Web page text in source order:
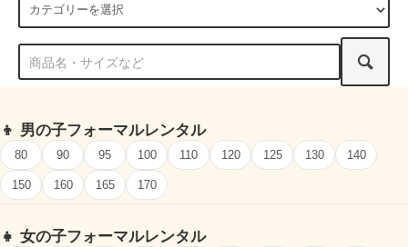
👦 男の子フォーマルレンタル
80 90 95 100 110 120 125 130 140
150 160 165 170
👧 女の子フォーマルレンタル